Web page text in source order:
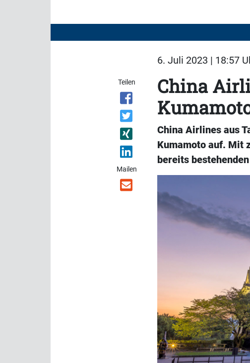
6. Juli 2023 | 18:57
Teilen
Mailen
China
China Airlines aus
Kumamoto auf. Mit
bereits